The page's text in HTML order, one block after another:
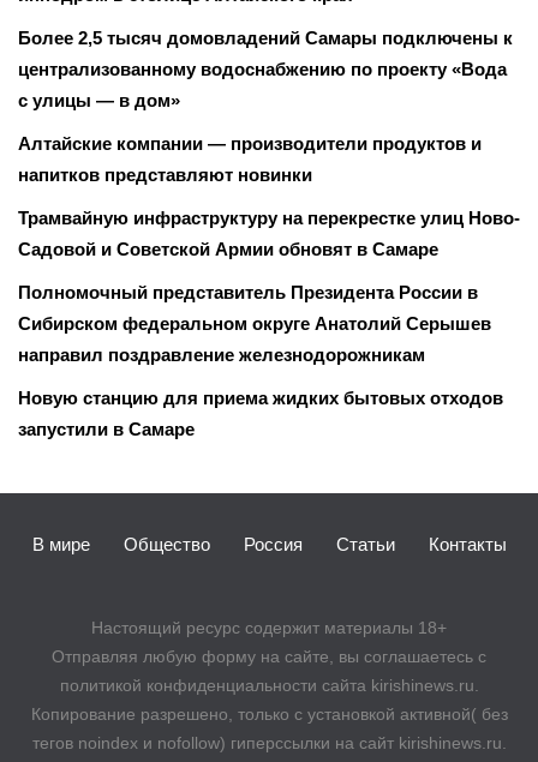
Более 2,5 тысяч домовладений Самары подключены к
централизованному водоснабжению по проекту «Вода
с улицы — в дом»
Алтайские компании — производители продуктов и
напитков представляют новинки
Трамвайную инфраструктуру на перекрестке улиц Ново-
Садовой и Советской Армии обновят в Самаре
Полномочный представитель Президента России в
Сибирском федеральном округе Анатолий Серышев
направил поздравление железнодорожникам
Новую станцию для приема жидких бытовых отходов
запустили в Самаре
В мире Общество Россия Статьи Контакты
Настоящий ресурс содержит материалы 18+
Отправляя любую форму на сайте, вы соглашаетесь с
политикой конфиденциальности сайта kirishinews.ru.
Копирование разрешено, только с установкой активной( без
тегов noindex и nofollow) гиперссылки на сайт kirishinews.ru.